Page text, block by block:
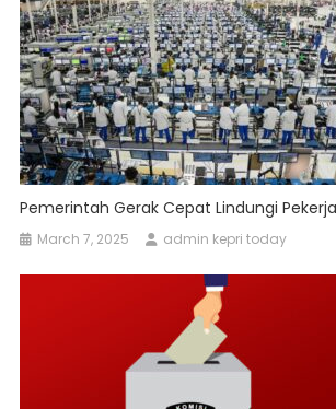
Pemerintah Gerak Cepat Lindungi Pekerja
March 7, 2025 admin kepri today